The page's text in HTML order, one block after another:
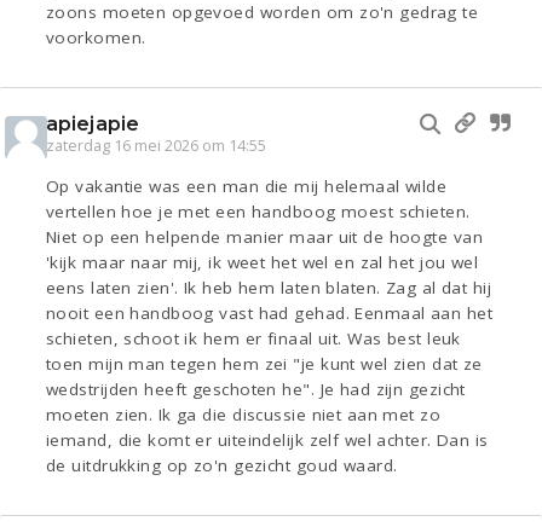
zoons moeten opgevoed worden om zo'n gedrag te
voorkomen.
apiejapie
zaterdag 16 mei 2026 om 14:55
Op vakantie was een man die mij helemaal wilde
vertellen hoe je met een handboog moest schieten.
Niet op een helpende manier maar uit de hoogte van
'kijk maar naar mij, ik weet het wel en zal het jou wel
eens laten zien'. Ik heb hem laten blaten. Zag al dat hij
nooit een handboog vast had gehad. Eenmaal aan het
schieten, schoot ik hem er finaal uit. Was best leuk
toen mijn man tegen hem zei "je kunt wel zien dat ze
wedstrijden heeft geschoten he". Je had zijn gezicht
moeten zien. Ik ga die discussie niet aan met zo
iemand, die komt er uiteindelijk zelf wel achter. Dan is
de uitdrukking op zo'n gezicht goud waard.